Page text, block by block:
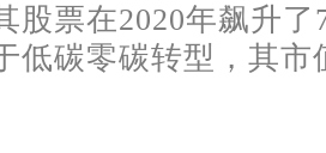
股票在2020年飙升了
低碳零碳转型，其市